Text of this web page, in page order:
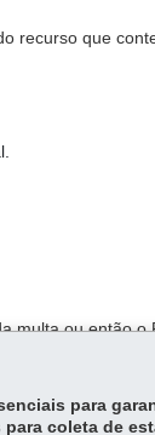
recurso que
multa ou então o
o andamento do
para
coleta de